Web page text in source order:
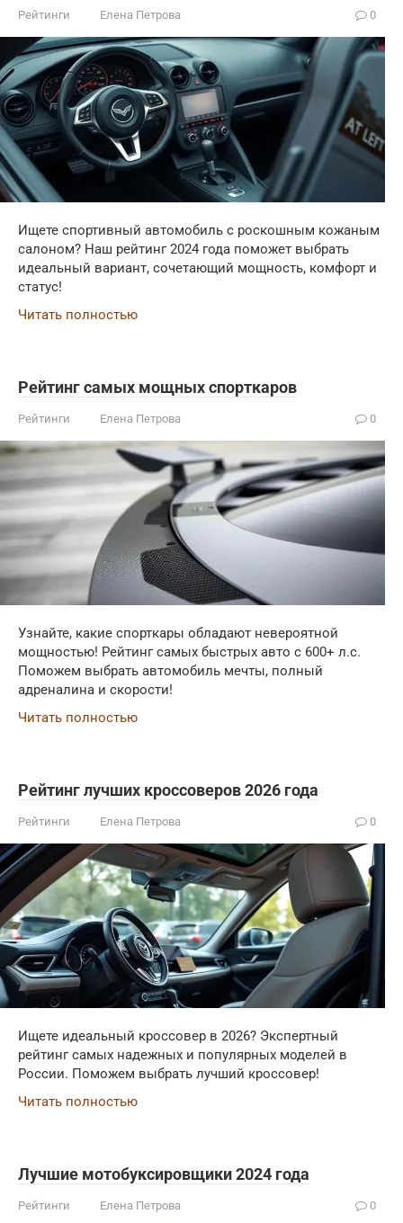
Рейтинги Елена Петрова 0
Ищете спортивный автомобиль с роскошным кожаным
салоном? Наш рейтинг 2024 года поможет выбрать
идеальный вариант, сочетающий мощность, комфорт и
статус!
Читать полностью
Рейтинг самых мощных спорткаров
Рейтинги Елена Петрова 0
Узнайте, какие спорткары обладают невероятной
мощностью! Рейтинг самых быстрых авто с 600+ л.с.
Поможем выбрать автомобиль мечты, полный
адреналина и скорости!
Читать полностью
Рейтинг лучших кроссоверов 2026 года
Рейтинги Елена Петрова 0
Ищете идеальный кроссовер в 2026? Экспертный
рейтинг самых надежных и популярных моделей в
России. Поможем выбрать лучший кроссовер!
Читать полностью
Лучшие мотобуксировщики 2024 года
Рейтинги Елена Петрова 0